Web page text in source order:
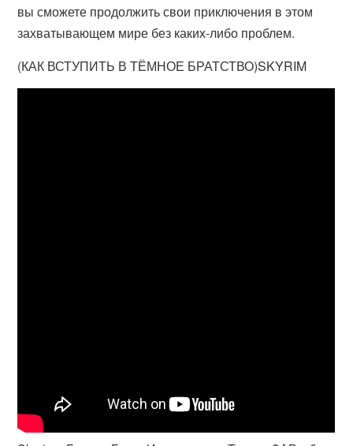
вы сможете продолжить свои приключения в этом
захватывающем мире без каких-либо проблем.
(КАК ВСТУПИТЬ В ТЁМНОЕ БРАТСТВО)SKYRIM